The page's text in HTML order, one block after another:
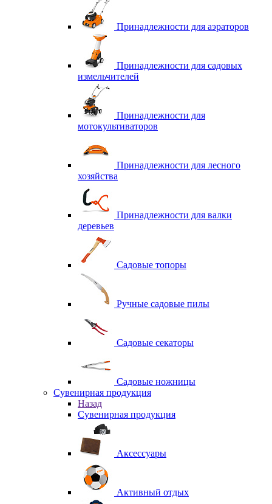
Принадлежности для аэраторов
Принадлежности для садовых
измельчителей
Принадлежности для
мотокультиваторов
Принадлежности для лесного
хозяйства
Принадлежности для валки
деревьев
Садовые топоры
Ручные садовые пилы
Садовые секаторы
Садовые ножницы
Сувенирная продукция
Назад
Сувенирная продукция
Аксессуары
Активный отдых